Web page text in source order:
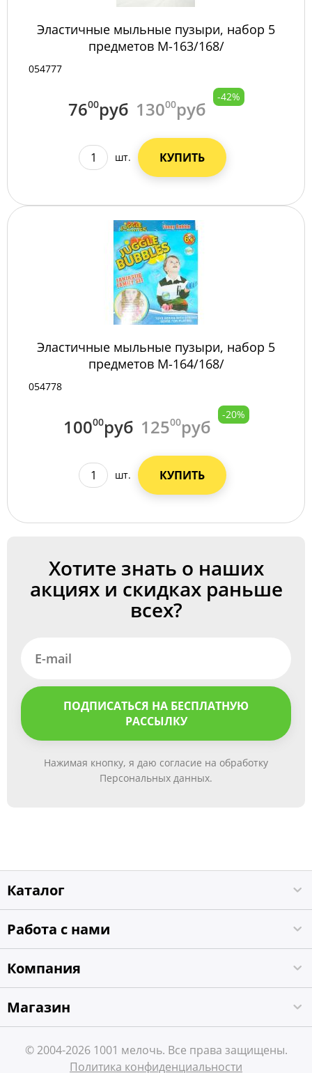
Эластичные мыльные пузыри, набор 5
предметов M-163/168/
054777
7600руб 13000руб
-42%
шт. КУПИТЬ
Эластичные мыльные пузыри, набор 5
предметов M-164/168/
054778
10000руб 12500руб
-20%
шт. КУПИТЬ
Хотите знать о наших
акциях и скидках раньше
всех?
ПОДПИСАТЬСЯ НА БЕСПЛАТНУЮ
РАССЫЛКУ
Нажимая кнопку, я даю согласие на обработку
Персональных данных.
Каталог
Работа с нами
Компания
Магазин
© 2004-2026 1001 мелочь. Все права защищены.
Политика конфиденциальности